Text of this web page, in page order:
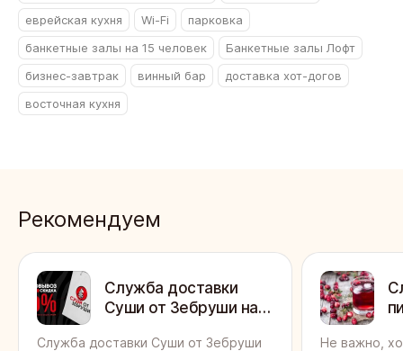
еврейская кухня
Wi-Fi
парковка
банкетные залы на 15 человек
Банкетные залы Лофт
бизнес-завтрак
винный бар
доставка хот-догов
восточная кухня
Рекомендуем
Служба доставки
Суши от Зебруши на
Служба доставки Суши от Зебруши
Не важно,